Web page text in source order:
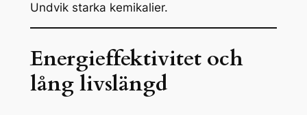
Undvik starka kemikalier.
Energieffektivitet och
lång livslängd